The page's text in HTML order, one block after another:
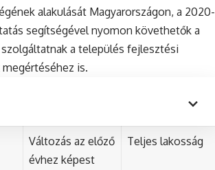
alakulását Magyarországon, a 2020-
segítségével nyomon követhetők a
a település fejlesztési
is.
Változás az előző
évhez képest
Teljes lakosság